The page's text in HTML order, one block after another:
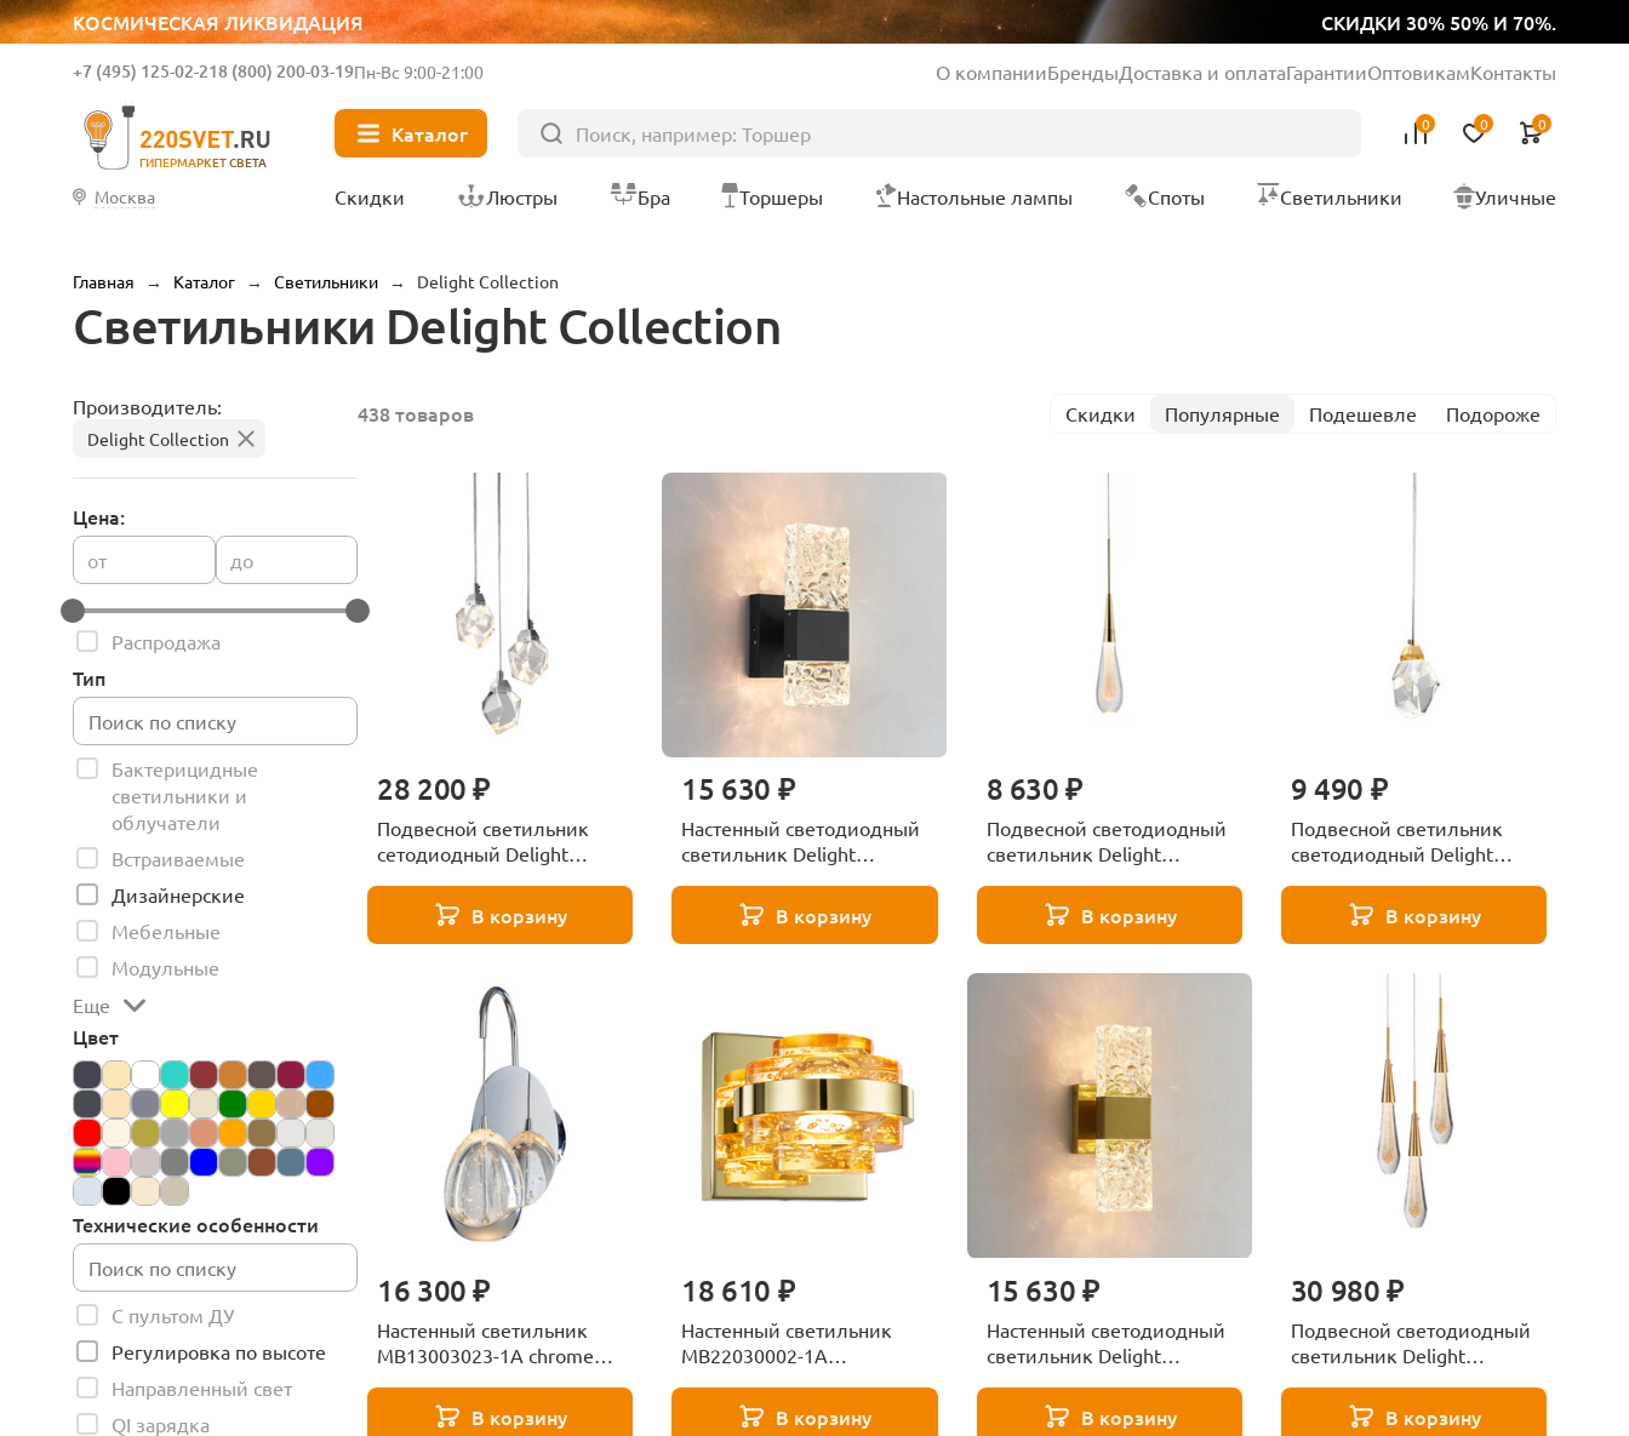
КОСМИЧЕСКАЯ ЛИКВИДАЦИЯ СКИДКИ 30% 50% И 70%.
ГИПЕРМАРКЕТ СВЕТА
+7 (495) 125-02-218 (800) 200-03-19Пн-Вс 9:00-21:00 О компанииБрендыДоставка и оплатаГарантииОптовикамКонтакты
Каталог 0 0 0
Москва Скидки Люстры Бра Торшеры Настольные лампы Споты Светильники Уличные
Главная → Каталог → Светильники → Delight Collection
Светильники Delight Collection
Производитель:
Delight Collection
Цена:
от до
Распродажа
Тип
Бактерицидные
светильники и
облучатели
Встраиваемые
Дизайнерские
Мебельные
Модульные
Еще
Цвет
Технические особенности
С пультом ДУ
Регулировка по высоте
Направленный свет
QI зарядка
438 товаров Скидки Популярные Подешевле Подороже
28 200 ₽
Подвесной светильник
сетодиодный Delight
chrome
В корзину
15 630 ₽
Настенный светодиодный
светильник Delight
В корзину
8 630 ₽
Подвесной светодиодный
светильник Delight
В корзину
9 490 ₽
Подвесной светильник
светодиодный Delight
В корзину
16 300 ₽
Настенный светильник
MB13003023-1A chrome
В корзину
18 610 ₽
Настенный светильник
MB22030002-1A
Collection В корзину
15 630 ₽
Настенный светодиодный
светильник Delight
В корзину
30 980 ₽
Подвесной светодиодный
светильник Delight
В корзину